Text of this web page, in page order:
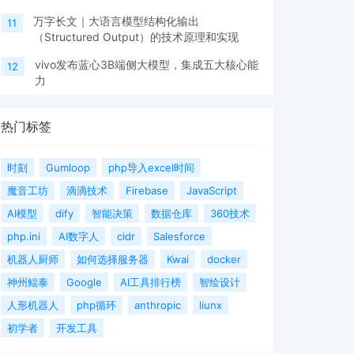
11
万字长文｜大语言模型结构化输出
（Structured Output）的技术原理和实现
12
vivo发布蓝心3B端侧大模型，集成五大核心能
力
热门标签
时刻 Gumloop
php导入excel时间
魔音工坊
滴滴技术 Firebase
JavaScript
AI模型
dify 智能决策 数据仓库
360技术
php.ini
AI数字人 cidr
Salesforce
机器人厨师
如何选择服务器 Kwai
docker
神州鲲泰
Google AI工具排行榜
智绘设计
人形机器人
php循环 anthropic
liunx
初学者
开发工具